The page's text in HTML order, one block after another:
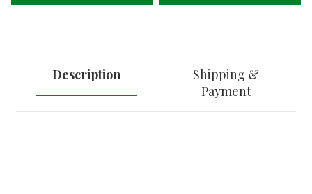
Description
Shipping &
Payment